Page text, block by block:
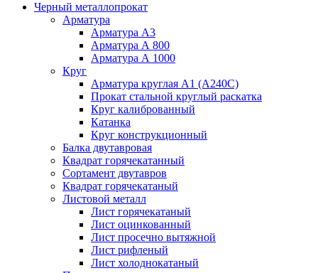
Черный металлопрокат
Арматура
Арматура А3
Арматура А 800
Арматура А 1000
Круг
Арматура круглая А1 (А240C)
Прокат стальной круглый раскатка
Круг калиброванный
Катанка
Круг конструкционный
Балка двутавровая
Квадрат горячекатанный
Сортамент двутавров
Квадрат горячекатаный
Листовой металл
Лист горячекатаный
Лист оцинкованный
Лист просечно вытяжной
Лист рифленый
Лист холоднокатаный